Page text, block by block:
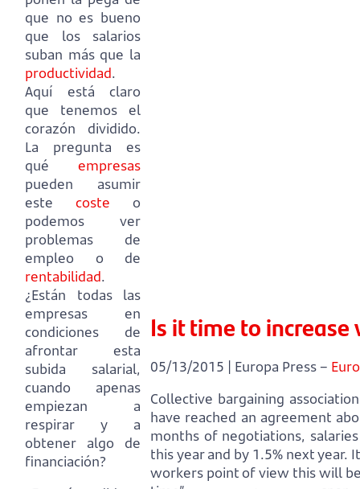
que no es bueno
que los salarios
suban más que la
productividad.
Aquí está claro
que tenemos el
corazón dividido.
La pregunta es
qué empresas
pueden asumir
este coste o
podemos ver
problemas de
empleo o de
rentabilidad.
¿Están todas las
empresas en
condiciones de
afrontar esta
subida salarial,
cuando apenas
empiezan a
respirar y a
obtener algo de
financiación?
Is it time to increase
05/13/2015 | Europa Press –
Collective bargaining
have reached an agreement
months of negotiations,
this year and by 1.5% next year.
workers point of view this will